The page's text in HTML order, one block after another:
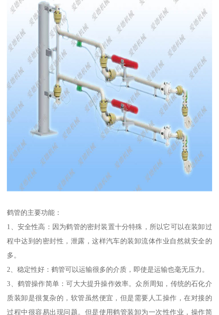
鹤管的主要功能：
1、安全性高：因为鹤管的密封装置十分特殊，所以它可以在装卸过
程中达到的密封性，泄露，这样汽车的装卸流体作业自然就安全的
多。
2、稳定性好：鹤管可以运输很多的介质，即使是运输也毫无压力。
3、鹤管操作简单：可大大提升操作效率。众所周知，传统的石化介
质装卸是很复杂的，软管虽然便宜，但是需要人工操作，在对接的
过程中很容易出现问题。但是使用鹤管装卸为一次性作业，操作简